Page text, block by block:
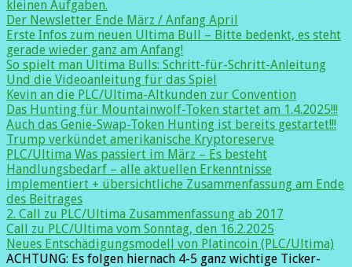
kleinen Aufgaben.
Der Newsletter Ende März / Anfang April
Erste Infos zum neuen Ultima Bull – Bitte bedenkt, es steht
gerade wieder ganz am Anfang!
So spielt man Ultima Bulls: Schritt-für-Schritt-Anleitung
Und die Videoanleitung für das Spiel
Kevin an die PLC/Ultima-Altkunden zur Convention
Das Hunting für Mountainwolf-Token startet am 1.4.2025!!!
Auch das Genie-Swap-Token Hunting ist bereits gestartet!!!
Trump verkündet amerikanische Kryptoreserve
PLC/Ultima Was passiert im März – Es besteht
Handlungsbedarf – alle aktuellen Erkenntnisse
implementiert + übersichtliche Zusammenfassung am Ende
des Beitrages
2. Call zu PLC/Ultima Zusammenfassung ab 2017
Call zu PLC/Ultima vom Sonntag, den 16.2.2025
Neues Entschädigungsmodell von Platincoin (PLC/Ultima)
ACHTUNG: Es folgen hiernach 4-5 ganz wichtige Ticker-